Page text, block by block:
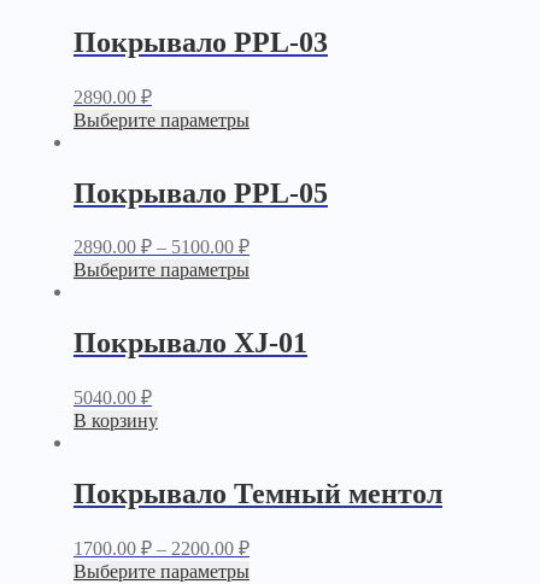
Покрывало PPL-03
2890.00 ₽
Выберите параметры
Покрывало PPL-05
2890.00 ₽– 5100.00 ₽
Выберите параметры
Покрывало XJ-01
5040.00 ₽
В корзину
Покрывало Темный ментол
1700.00 ₽– 2200.00 ₽
Выберите параметры